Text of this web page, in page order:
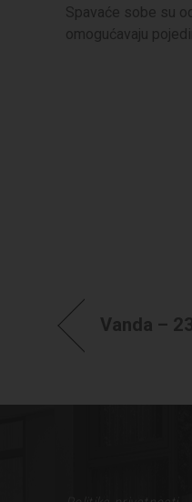
Spavaće sobe su
omogućavaju
Vanda –